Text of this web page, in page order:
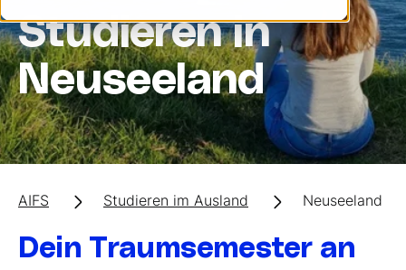
Studieren in
Neuseeland
AIFS Studieren im Ausland Neuseeland
Dein Traumsemester an